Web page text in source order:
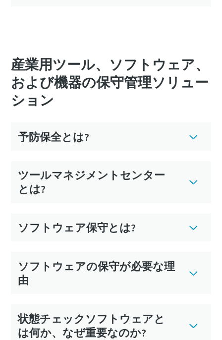
産業用ツール、ソフトウェア、
および機器の保守管理ソリュー
ション
予防保全とは?
ツールマネジメントセンター
とは?
ソフトウェア保守とは?
ソフトウェアの保守が必要な理
由
状態チェックソフトウェアと
は何か、なぜ重要なのか?